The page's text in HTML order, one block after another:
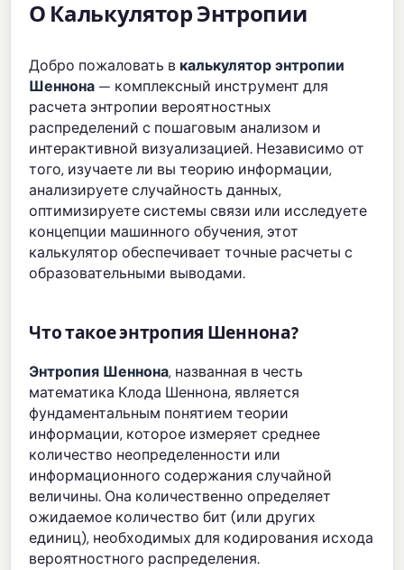
О Калькулятор Энтропии
Добро пожаловать в калькулятор энтропии
Шеннона — комплексный инструмент для
расчета энтропии вероятностных
распределений с пошаговым анализом и
интерактивной визуализацией. Независимо от
того, изучаете ли вы теорию информации,
анализируете случайность данных,
оптимизируете системы связи или исследуете
концепции машинного обучения, этот
калькулятор обеспечивает точные расчеты с
образовательными выводами.
Что такое энтропия Шеннона?
Энтропия Шеннона, названная в честь
математика Клода Шеннона, является
фундаментальным понятием теории
информации, которое измеряет среднее
количество неопределенности или
информационного содержания случайной
величины. Она количественно определяет
ожидаемое количество бит (или других
единиц), необходимых для кодирования исхода
вероятностного распределения.